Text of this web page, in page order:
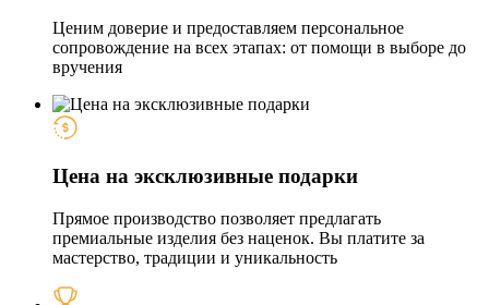
Ценим доверие и предоставляем персональное
сопровождение на всех этапах: от помощи в выборе до
вручения
Цена на эксклюзивные подарки
Прямое производство позволяет предлагать
премиальные изделия без наценок. Вы платите за
мастерство, традиции и уникальность